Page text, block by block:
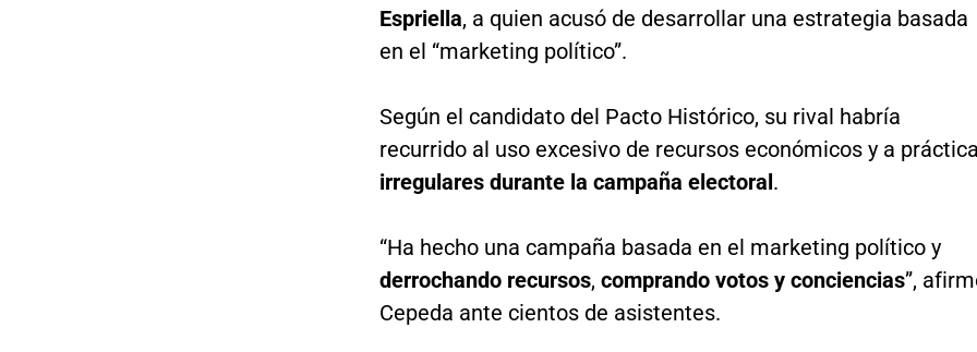
Espriella, a quien acusó de desarrollar una estrategia basada
en el “marketing político”.
Según el candidato del Pacto Histórico, su rival habría
recurrido al uso excesivo de recursos económicos y a
irregulares durante la campaña electoral.
“Ha hecho una campaña basada en el marketing político y
derrochando recursos, comprando votos y conciencias”,
Cepeda ante cientos de asistentes.